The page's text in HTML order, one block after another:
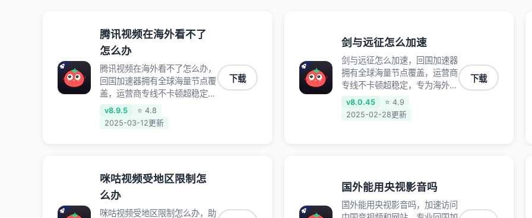
腾讯视频在海外看不了
怎么办
腾讯视频在海外看不了怎么办，
回国加速器拥有全球海量节点覆
盖，运营商专线不卡顿超稳定，
专为海外华人和留学生打造，帮
助海外华人免除地域限制，随时
v8.9.5
⭐ 4.8
2025-03-12更新
下载
剑与远征怎么加速
剑与远征怎么加速，回国加速器
拥有全球海量节点覆盖，运营商
专线不卡顿超稳定，专为海外华
人和留学生打造，帮助海外华人
免除地域限制，随时高速稳定低
v8.0.45
⭐ 4.9
2025-02-28更新
下载
咪咕视频受地区限制怎
么办
咪咕视频受地区限制怎么办，助
国外能用央视影音吗
国外能用央视影音吗，加速访问